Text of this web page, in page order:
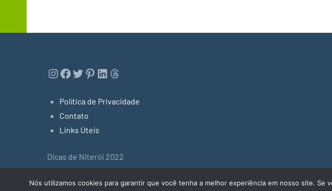
Instagram
Facebook
Twitter
Pinterest
LinkedIn
Threads
Política de Privacidade
Contato
Links Úteis
Dicas de Niterói 2022
Tema do WordPress: Occasio by ThemeZee.
Nós utilizamos cookies para garantir que você tenha a melhor experiência em nosso site.